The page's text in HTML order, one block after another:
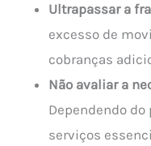
Ultrapassar a
excesso de
cobranças
Não avaliar a
Dependendo do
serviços